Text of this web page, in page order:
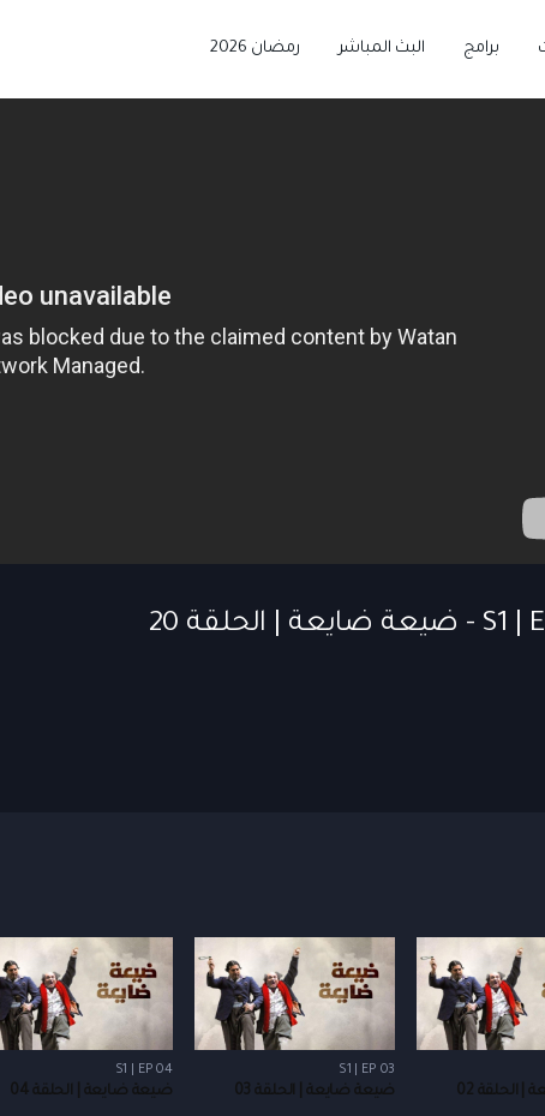
برامج البث المباشر رمضان 2026
الحلقة 02
S1 | EP 03
ضيعة ضايعة | الحلقة 03
S1 | EP 04
ضيعة ضايعة | الحلقة 04